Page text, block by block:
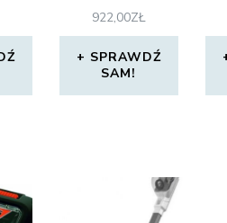
922,00ZŁ
SPRAWDŹ
SAM!